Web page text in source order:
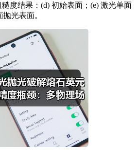
度结果：(d) 初始表面；(e) 激光单面
光表面。